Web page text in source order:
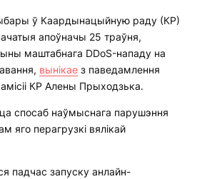
ў Каардынацыйную раду (КР)
апоўначы 25 траўня,
маштабнага DDoS-нападу на
вынікае з паведамлення
КР Алены Прыходзька.
спосаб наўмыснага парушэння
яго перагрузкі вялікай
падчас запуску анлайн-